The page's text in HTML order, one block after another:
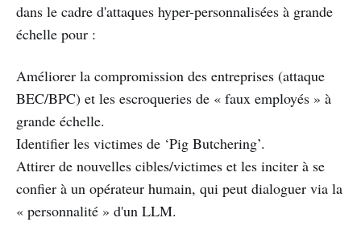
dans le cadre d'attaques hyper-personnalisées à grande
échelle pour :
Améliorer la compromission des entreprises (attaque
BEC/BPC) et les escroqueries de « faux employés » à
grande échelle.
Identifier les victimes de ‘Pig Butchering’.
Attirer de nouvelles cibles/victimes et les inciter à se
confier à un opérateur humain, qui peut dialoguer via la
« personnalité » d'un LLM.